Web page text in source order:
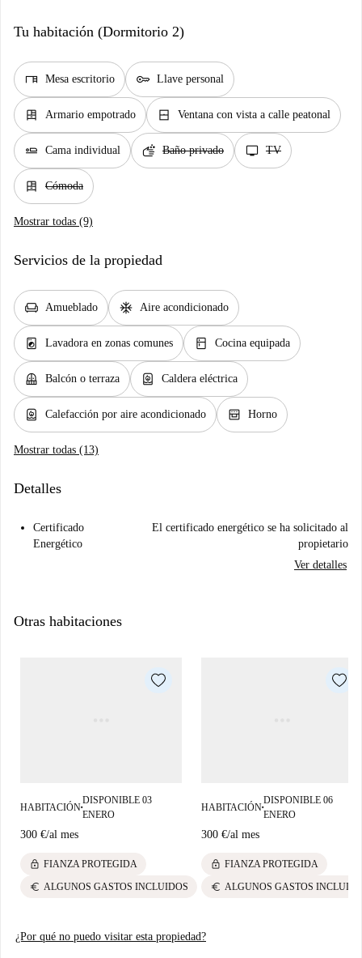
Tu habitación (Dormitorio 2)
desk Mesa escritorio key Llave personal
dresser Armario empotrado window_closed Ventana con vista a calle peatonal
airline_seat_flat Cama individual soap Baño privado tv TV
dresser Cómoda
Mostrar todas (9)
Servicios de la propiedad
chair Amueblado ac_unit Aire acondicionado
local_laundry_service Lavadora en zonas comunes kitchen Cocina equipada
balcony Balcón o terraza water_heater Caldera eléctrica
water_heater Calefacción por aire acondicionado oven_gen Horno
Mostrar todas (13)
Detalles
Certificado
Energético
El certificado energético se ha solicitado al
propietario
Ver detalles
Otras habitaciones
HABITACIÓN■
DISPONIBLE 03
ENERO
300 €/al mes
lock FIANZA PROTEGIDA
euro ALGUNOS GASTOS INCLUIDOS
HABITACIÓN■
DISPONIBLE 06
ENERO
300 €/al mes
lock FIANZA PROTEGIDA
euro ALGUNOS GASTOS
¿Por qué no puedo visitar esta propiedad?